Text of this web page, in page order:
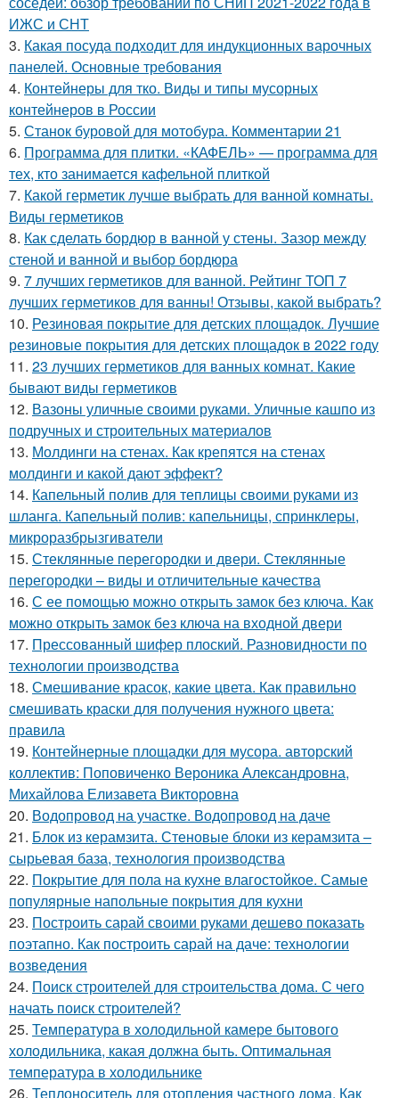
ИЖС и СНТ
3. Какая посуда подходит для индукционных варочных
панелей. Основные требования
4. Контейнеры для тко. Виды и типы мусорных
контейнеров в России
5. Станок буровой для мотобура. Комментарии 21
6. Программа для плитки. «КАФЕЛЬ» — программа для
тех, кто занимается кафельной плиткой
7. Какой герметик лучше выбрать для ванной комнаты.
Виды герметиков
8. Как сделать бордюр в ванной у стены. Зазор между
стеной и ванной и выбор бордюра
9. 7 лучших герметиков для ванной. Рейтинг ТОП 7
лучших герметиков для ванны! Отзывы, какой выбрать?
10. Резиновая покрытие для детских площадок. Лучшие
резиновые покрытия для детских площадок в 2022 году
11. 23 лучших герметиков для ванных комнат. Какие
бывают виды герметиков
12. Вазоны уличные своими руками. Уличные кашпо из
подручных и строительных материалов
13. Молдинги на стенах. Как крепятся на стенах
молдинги и какой дают эффект?
14. Капельный полив для теплицы своими руками из
шланга. Капельный полив: капельницы, спринклеры,
микроразбрызгиватели
15. Стеклянные перегородки и двери. Стеклянные
перегородки – виды и отличительные качества
16. С ее помощью можно открыть замок без ключа. Как
можно открыть замок без ключа на входной двери
17. Прессованный шифер плоский. Разновидности по
технологии производства
18. Смешивание красок, какие цвета. Как правильно
смешивать краски для получения нужного цвета:
правила
19. Контейнерные площадки для мусора. авторский
коллектив: Поповиченко Вероника Александровна,
Михайлова Елизавета Викторовна
20. Водопровод на участке. Водопровод на даче
21. Блок из керамзита. Стеновые блоки из керамзита –
сырьевая база, технология производства
22. Покрытие для пола на кухне влагостойкое. Самые
популярные напольные покрытия для кухни
23. Построить сарай своими руками дешево показать
поэтапно. Как построить сарай на даче: технологии
возведения
24. Поиск строителей для строительства дома. С чего
начать поиск строителей?
25. Температура в холодильной камере бытового
холодильника, какая должна быть. Оптимальная
температура в холодильнике
26. Теплоноситель для отопления частного дома. Как